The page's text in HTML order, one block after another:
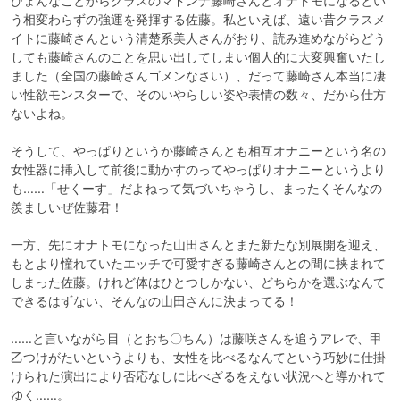
う相変わらずの強運を発揮する佐藤。私といえば、遠い昔クラスメ
イトに藤崎さんという清楚系美人さんがおり、読み進めながらどう
しても藤崎さんのことを思い出してしまい個人的に大変興奮いたし
ました（全国の藤崎さんゴメンなさい）、だって藤崎さん本当に凄
い性欲モンスターで、そのいやらしい姿や表情の数々、だから仕方
ないよね。
そうして、やっぱりというか藤崎さんとも相互オナニーという名の
女性器に挿入して前後に動かすのってやっぱりオナニーというより
も……「せくーす」だよねって気づいちゃうし、まったくそんなの
羨ましいぜ佐藤君！
一方、先にオナトモになった山田さんとまた新たな別展開を迎え、
もとより憧れていたエッチで可愛すぎる藤崎さんとの間に挟まれて
しまった佐藤。けれど体はひとつしかない、どちらかを選ぶなんて
できるはずない、そんなの山田さんに決まってる！
……と言いながら目（とおち〇ちん）は藤咲さんを追うアレで、甲
乙つけがたいというよりも、女性を比べるなんてという巧妙に仕掛
けられた演出により否応なしに比べざるをえない状況へと導かれて
ゆく……。